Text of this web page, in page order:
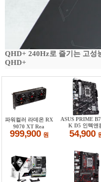
QHD+ 240Hz로 즐기는 고성
QHD+